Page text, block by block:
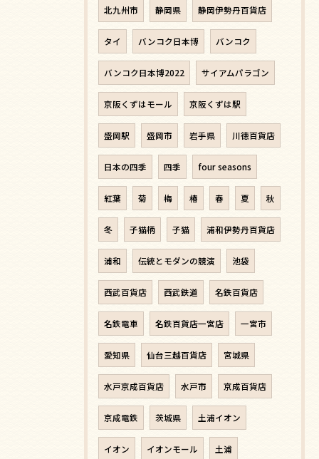
北九州市 静岡県 静岡伊勢丹百貨店
タイ バンコク日本博 バンコク
バンコク日本博2022 サイアムパラゴン
京阪くずはモール 京阪くずは駅
盛岡駅 盛岡市 岩手県 川徳百貨店
日本の四季 四季 four seasons
紅葉 菊 梅 椿 春 夏 秋
冬 子猫柄 子猫 浦和伊勢丹百貨店
浦和 伝統とモダンの競演 池袋
西武百貨店 西武鉄道 名鉄百貨店
名鉄電車 名鉄百貨店一宮店 一宮市
愛知県 仙台三越百貨店 宮城県
水戸京成百貨店 水戸市 京成百貨店
京成電鉄 茨城県 土浦イオン
イオン イオンモール 土浦